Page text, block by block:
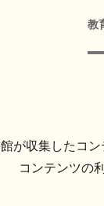
教
が収集したコン
コンテンツの